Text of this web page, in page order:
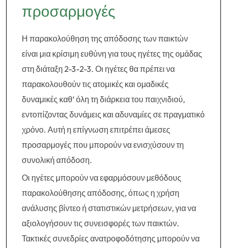
προσαρμογές
Η παρακολούθηση της απόδοσης των παικτών
είναι μια κρίσιμη ευθύνη για τους ηγέτες της ομάδας
στη διάταξη 2-3-2-3. Οι ηγέτες θα πρέπει να
παρακολουθούν τις ατομικές και ομαδικές
δυναμικές καθ’ όλη τη διάρκεια του παιχνιδιού,
εντοπίζοντας δυνάμεις και αδυναμίες σε πραγματικό
χρόνο. Αυτή η επίγνωση επιτρέπει άμεσες
προσαρμογές που μπορούν να ενισχύσουν τη
συνολική απόδοση.
Οι ηγέτες μπορούν να εφαρμόσουν μεθόδους
παρακολούθησης απόδοσης, όπως η χρήση
ανάλυσης βίντεο ή στατιστικών μετρήσεων, για να
αξιολογήσουν τις συνεισφορές των παικτών.
Τακτικές συνεδρίες ανατροφοδότησης μπορούν να